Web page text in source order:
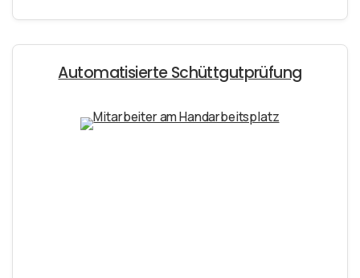
Automatisierte Schüttgutprüfung